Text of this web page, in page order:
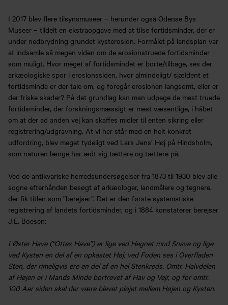
I 2017 blev flere tilsynsmuseer – herunder også Odense Bys
Museer – tildelt en ekstraopgave med at tilse fortidsminder, der er
under nedbrydning grundet kysterosion. Formålet på landsplan var
at indsamle så megen viden om de erosionstruede fortidsminder
som muligt. Hvor meget af fortidsmindet er borte/tilbage, ses der
arkæologiske spor i erosionssiden, hvor almindeligt/ sjældent et
fortidsminde er der tale om, og foregår erosionen langsomt, eller er
der friske skader? På det grundlag kan man udpege de mest truede
fortidsminder, der forskningsmæssigt er mest væsentlige, i håbet
om at der ad anden vej kan skaffes midler til enten sikring eller
registrering/udgravning. At vi her står med en helt konkret
udfordring, blev meget tydeligt ved Lars Jens’ Høj på Hindsholm,
som naturen længe har ædt sig tættere og tættere på.
Ved de antikvariske herredsundersøgelser fra 1873 til 1930 blev alle
sogne efterhånden besøgt af arkæologer, landmålere og tegnere,
der fik titlen som ”berejser”. Det er den første systematiske
registrering af landets fortidsminder, og i 1884 konstaterer berejser
J.E. Boesen:
I Øster Have (“Ottes Have”) er lige ved Hegnet mod Snave og lige
ved Kysten en del af en opkastet Høj; ved Foden ses i Overfladen
Sten, der rimeligvis ere en del af en hel Stenkreds. Omtr. Halvdelen
af Højen er i Mands Minde bortrevet af Hav og Vejr, og for omtr.
100 Aar siden skal der være blevet pløjet mellem Højen og Kysten.